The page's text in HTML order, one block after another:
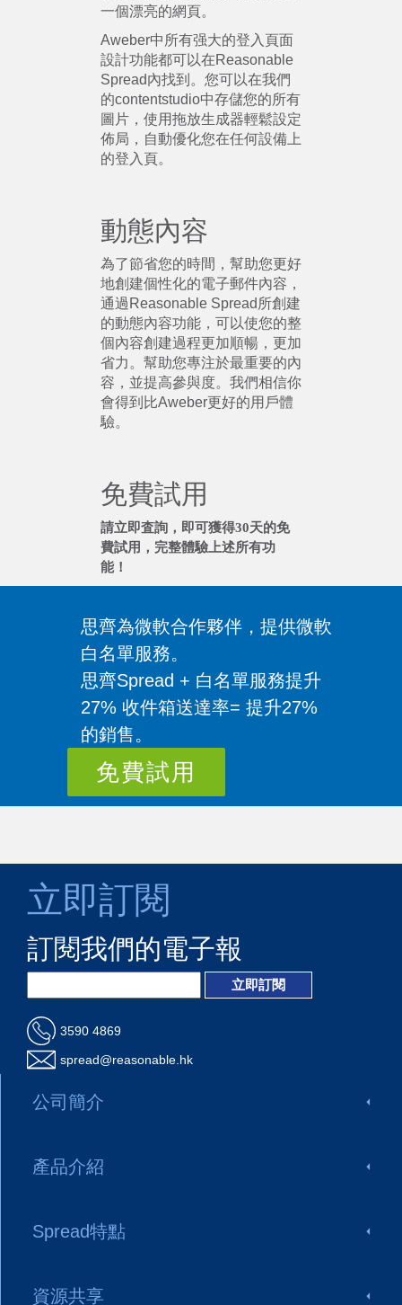
一個漂亮的網頁。
Aweber中所有强大的登入頁面
設計功能都可以在Reasonable
Spread內找到。您可以在我們
的contentstudio中存儲您的所有
圖片，使用拖放生成器輕鬆設定
佈局，自動優化您在任何設備上
的登入頁。
動態內容
為了節省您的時間，幫助您更好
地創建個性化的電子郵件內容，
通過Reasonable Spread所創建
的動態內容功能，可以使您的整
個內容創建過程更加順暢，更加
省力。幫助您專注於最重要的內
容，並提高參與度。我們相信你
會得到比Aweber更好的用戶體
驗。
免費試用
請立即査詢，即可獲得30天的免
費試用，完整體驗上述所有功
能！
思齊為微軟合作夥伴，提供微軟
白名單服務。
思齊Spread + 白名單服務提升
27% 收件箱送達率= 提升27%
的銷售。
免費試用
立即訂閱
訂閱我們的電子報
3590 4869
spread@reasonable.hk
公司簡介
產品介紹
Spread特點
資源共享